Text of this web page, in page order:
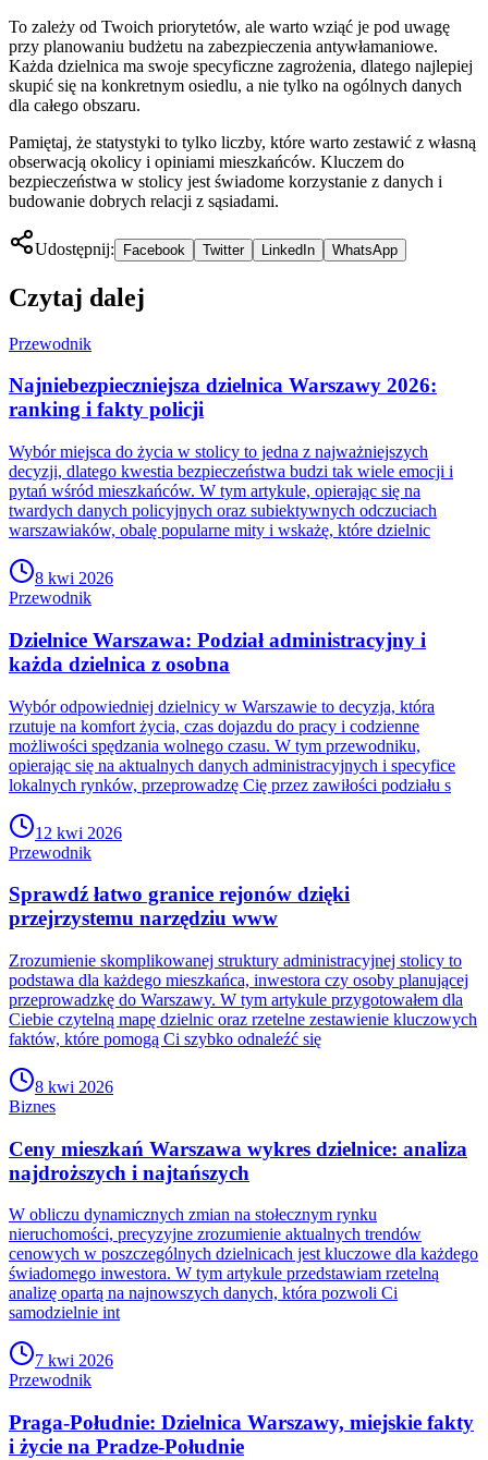
To zależy od Twoich priorytetów, ale warto wziąć je pod uwagę
przy planowaniu budżetu na zabezpieczenia antywłamaniowe.
Każda dzielnica ma swoje specyficzne zagrożenia, dlatego najlepiej
skupić się na konkretnym osiedlu, a nie tylko na ogólnych danych
dla całego obszaru.
Pamiętaj, że statystyki to tylko liczby, które warto zestawić z własną
obserwacją okolicy i opiniami mieszkańców. Kluczem do
bezpieczeństwa w stolicy jest świadome korzystanie z danych i
budowanie dobrych relacji z sąsiadami.
Udostępnij: Facebook Twitter LinkedIn WhatsApp
Czytaj dalej
Przewodnik
Najniebezpieczniejsza dzielnica Warszawy 2026:
ranking i fakty policji
Wybór miejsca do życia w stolicy to jedna z najważniejszych
decyzji, dlatego kwestia bezpieczeństwa budzi tak wiele emocji i
pytań wśród mieszkańców. W tym artykule, opierając się na
twardych danych policyjnych oraz subiektywnych odczuciach
warszawiaków, obalę popularne mity i wskażę, które dzielnic
8 kwi 2026
Przewodnik
Dzielnice Warszawa: Podział administracyjny i
każda dzielnica z osobna
Wybór odpowiedniej dzielnicy w Warszawie to decyzja, która
rzutuje na komfort życia, czas dojazdu do pracy i codzienne
możliwości spędzania wolnego czasu. W tym przewodniku,
opierając się na aktualnych danych administracyjnych i specyfice
lokalnych rynków, przeprowadzę Cię przez zawiłości podziału s
12 kwi 2026
Przewodnik
Sprawdź łatwo granice rejonów dzięki
przejrzystemu narzędziu www
Zrozumienie skomplikowanej struktury administracyjnej stolicy to
podstawa dla każdego mieszkańca, inwestora czy osoby planującej
przeprowadzkę do Warszawy. W tym artykule przygotowałem dla
Ciebie czytelną mapę dzielnic oraz rzetelne zestawienie kluczowych
faktów, które pomogą Ci szybko odnaleźć się
8 kwi 2026
Biznes
Ceny mieszkań Warszawa wykres dzielnice: analiza
najdroższych i najtańszych
W obliczu dynamicznych zmian na stołecznym rynku
nieruchomości, precyzyjne zrozumienie aktualnych trendów
cenowych w poszczególnych dzielnicach jest kluczowe dla każdego
świadomego inwestora. W tym artykule przedstawiam rzetelną
analizę opartą na najnowszych danych, która pozwoli Ci
samodzielnie int
7 kwi 2026
Przewodnik
Praga-Południe: Dzielnica Warszawy, miejskie fakty
i życie na Pradze-Południe